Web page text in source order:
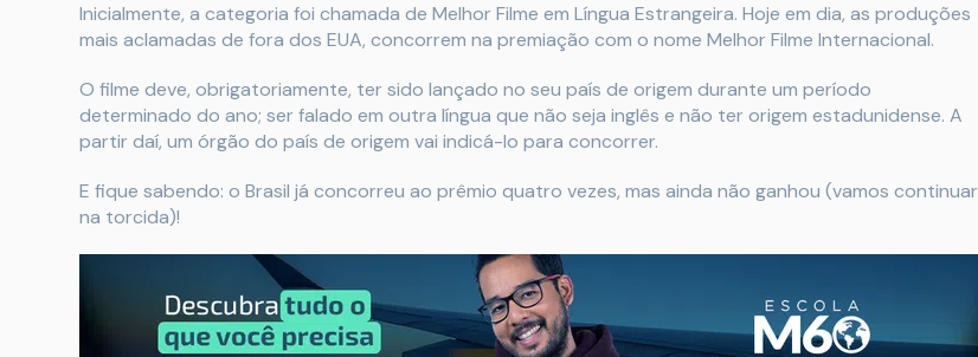
Inicialmente, a categoria foi chamada de Melhor Filme em Língua Estrangeira. Hoje em dia, as produções
mais aclamadas de fora dos EUA, concorrem na premiação com o nome Melhor Filme Internacional.
O filme deve, obrigatoriamente, ter sido lançado no seu país de origem durante um período
determinado do ano; ser falado em outra língua que não seja inglês e não ter origem estadunidense. A
partir daí, um órgão do país de origem vai indicá-lo para concorrer.
E fique sabendo: o Brasil já concorreu ao prêmio quatro vezes, mas ainda não ganhou (vamos continuar
na torcida)!